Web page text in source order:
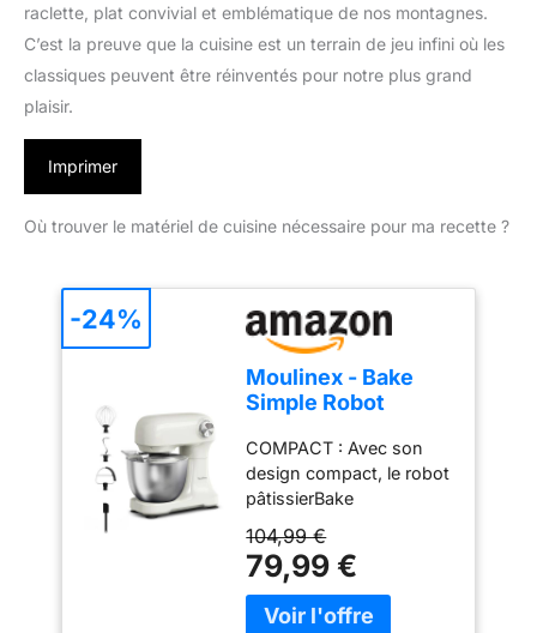
raclette, plat convivial et emblématique de nos montagnes.
C’est la preuve que la cuisine est un terrain de jeu infini où les
classiques peuvent être réinventés pour notre plus grand
plaisir.
Imprimer
Où trouver le matériel de cuisine nécessaire pour ma recette ?
Moulinex - Bake
Simple Robot
fouet, batteur et
crochet
COMPACT : Avec son
design compact, le robot
pâtissierBake
parfaitement à toutes les
cuisines - sataillen'est
pas plus grande qu'une
feuille de papier A4.
104,99 €
79,99 €
-24%